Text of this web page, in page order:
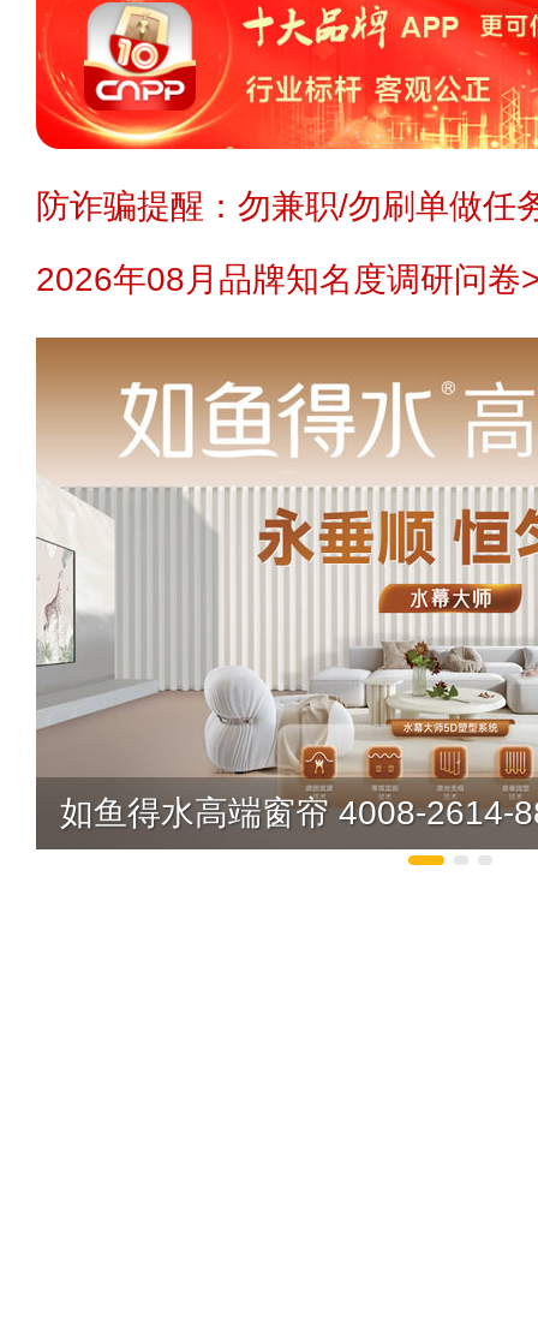
防诈骗提醒：勿兼职/勿刷单做任
2026年08月品牌知名度调研问卷
如鱼得水高端窗帘 4008-2614-